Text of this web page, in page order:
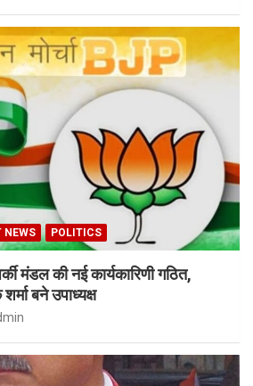
NEWS POLITICS
मंडल की नई कार्यकारिणी गठित,
बने उपाध्यक्ष